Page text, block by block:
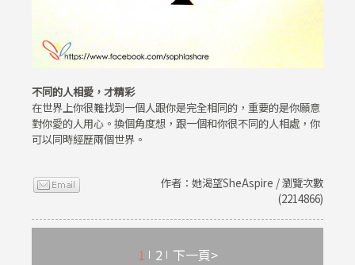
不同的人相愛，才精彩
在世界上你很難找到一個人跟你是完全相同的，重要的是你願意
對你愛的人用心。換個角度想，跟一個和你很不同的人相處，你
可以同時經歷兩個世界。
作者：她渴望SheAspire / 瀏覽次數
(2214866)
1 2 下一頁>